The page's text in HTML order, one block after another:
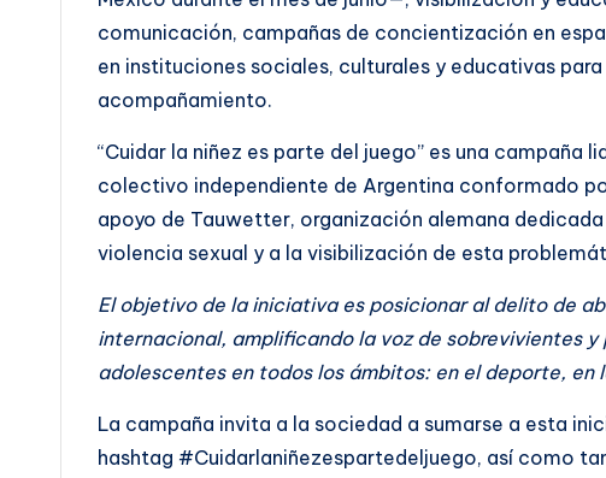
comunicación, campañas de concientización en
en instituciones sociales, culturales y educativas
acompañamiento.
“Cuidar la niñez es parte del juego” es una campaña
colectivo independiente de Argentina conformado
apoyo de Tauwetter, organización alemana
violencia sexual y a la visibilización de esta
El objetivo de la iniciativa es posicionar al delito de
internacional, amplificando la voz de sobrevivientes
adolescentes en todos los ámbitos: en el deporte, en
La campaña invita a la sociedad a sumarse a esta
hashtag #Cuidarlaniñezespartedeljuego, así como